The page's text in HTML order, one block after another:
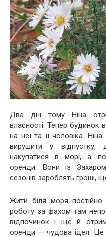
Два дні тому Ніна
власності. Тепер будинок
на неї та її чоловіка.
вирушити у відпустку,
накупатися в морі, а
оренди. Вони із
сезонів зароблять гроші,
Жити біля моря
роботу за фахом там
відпочинок і ще й
оренди — чудова ідея. Це